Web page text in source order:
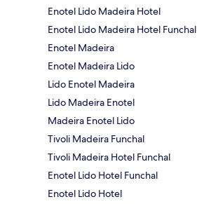
Enotel Lido Madeira Hotel
Enotel Lido Madeira Hotel Funchal
Enotel Madeira
Enotel Madeira Lido
Lido Enotel Madeira
Lido Madeira Enotel
Madeira Enotel Lido
Tivoli Madeira Funchal
Tivoli Madeira Hotel Funchal
Enotel Lido Hotel Funchal
Enotel Lido Hotel